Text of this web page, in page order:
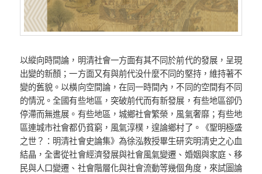
以縱向時間論，明清社會一方面有其不同於前代的發展，呈現
出變的新顏；一方面又有與前代没什麼不同的堅持，維持著不
變的舊貌。以橫向空間論，在同一時間內，不同的空間有不同
的情況。全國有些地區，突破前代而有新發展，有些地區卻仍
停滯而無進展。有些地區，城鄉社會繁榮，風氣奢靡；有些地
區連城市社會都仍貧窮，風氣淳樸，遑論鄉村了。《聖明極盛
之世？：明清社會史論集》為徐泓教授畢生研究明清史之心血
結晶，全書從社會經濟發展與社會風氣變遷、婚姻與家庭、移
民與人口變遷、社會階層化與社會流動等幾個角度，來試圖論